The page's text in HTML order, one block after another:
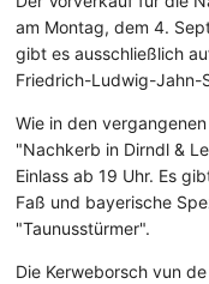
am Montag, dem 4.
gibt es ausschließlich
Friedrich-Ludwig-Jahn-
Wie in den
"Nachkerb in Dirndl &
Einlass ab 19 Uhr. Es
Faß und bayerische
"Taunusstürmer".
Die Kerweborsch vun